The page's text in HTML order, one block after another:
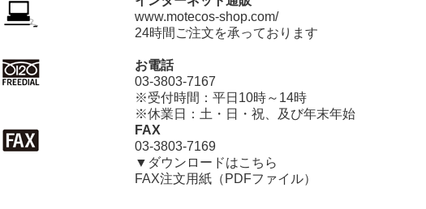
www.motecos-shop.com/
24時間 ご注文を承っております
お電話
03-3803-7167
※受付時間：平日10時～14時
※休業日：土・日・祝、及び年末年始
FAX
03-3803-7169
▼ダウンロードはこちら
FAX注文用紙（PDFファイル）